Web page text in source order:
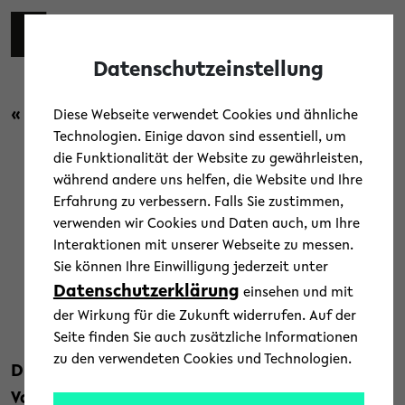
Skip to main content
« Zurück zur Übersicht
Forschung Menschen/ News
Spitzen-Mathematik sichtbar
gemacht
17. November 2025
Text: Dr. Kristina Nienhaus
Die Auftaktveranstaltung der neuen
Vorlesungsreihe Ars Mathematica an der
Datenschutzeinstellung
Diese Webseite verwendet Cookies und ähnliche
Technologien. Einige davon sind essentiell, um
die Funktionalität der Website zu gewährleisten,
während andere uns helfen, die Website und Ihre
Erfahrung zu verbessern. Falls Sie zustimmen,
verwenden wir Cookies und Daten auch, um Ihre
Interaktionen mit unserer Webseite zu messen.
Sie können Ihre Einwilligung jederzeit unter
Datenschutzerklärung einsehen und mit
der Wirkung für die Zukunft widerrufen. Auf der
Seite finden Sie auch zusätzliche Informationen
zu den verwendeten Cookies und Technologien.